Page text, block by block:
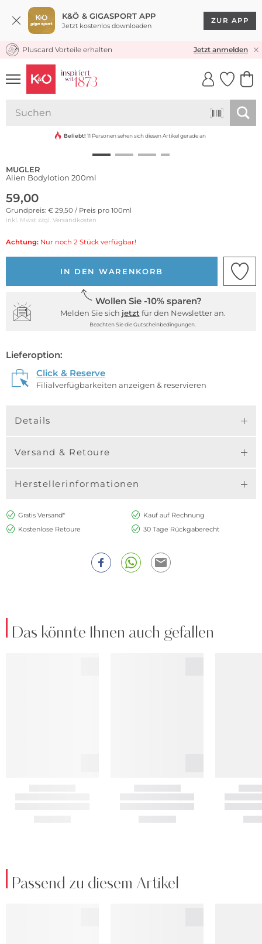
K&Ö & GIGASPORT APP
Jetzt kostenlos downloaden
ZUR APP
KOSTENLOSER VERSAND* & RÜCKVERSAND
Pluscard Vorteile erhalten Jetzt anmelden
UNSERE APP
CLICK &
Beliebt! 11 Personen sehen sich diesen Artikel gerade an
MUGLER
Alien Bodylotion 200ml
59,00
Grundpreis: € 29,50 / Preis pro 100ml
inkl. Mwst zzgl. Versandkosten
Achtung: Nur noch 2 Stück verfügbar!
IN DEN WARENKORB
Wollen Sie -10% sparen?
Melden Sie sich jetzt für den Newsletter an.
Beachten Sie die Gutscheinbedingungen.
Lieferoption:
Click & Reserve
Filialverfügbarkeiten anzeigen & reservieren
Details
Versand & Retoure
Herstellerinformationen
Gratis Versand*
Kauf auf Rechnung
Kostenlose Retoure
30 Tage Rückgaberecht
Das könnte Ihnen auch gefallen
Passend zu diesem Artikel